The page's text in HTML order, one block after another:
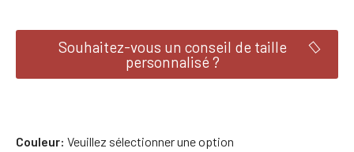
Souhaitez-vous un conseil de taille
personnalisé ?
Couleur Veuillez sélectionner une option